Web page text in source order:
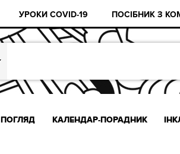
УРОКИ COVID-19 ПОСІБНИК З
ПОГЛЯД КАЛЕНДАР-ПОРАДНИК